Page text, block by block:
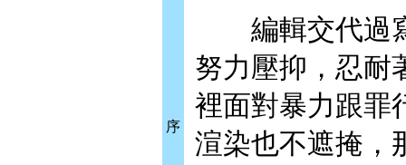
序
編輯交代過寫
努力壓抑，忍耐
裡面對暴力跟罪
渲染也不遮掩，